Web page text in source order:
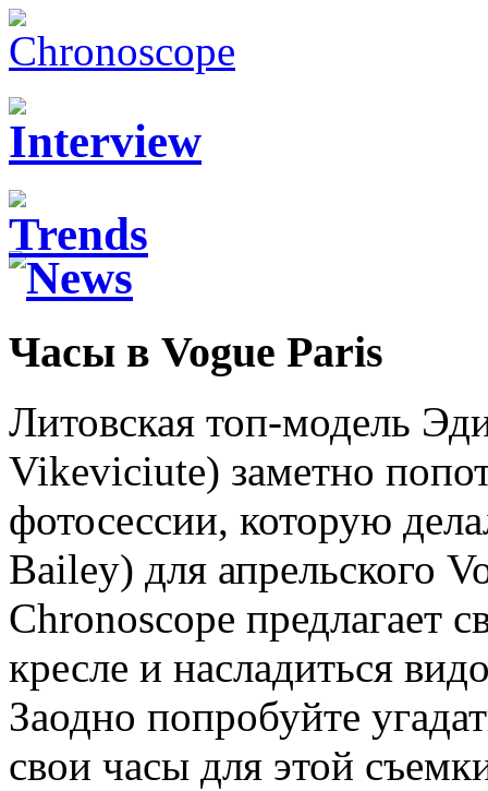
Часы в Vogue Paris
Литовская топ-модель
Vikeviciute) заметно
фотосессии, которую
Bailey) для апрельского
Chronoscope предлагает
кресле и насладиться
Заодно попробуйте
свои часы для этой